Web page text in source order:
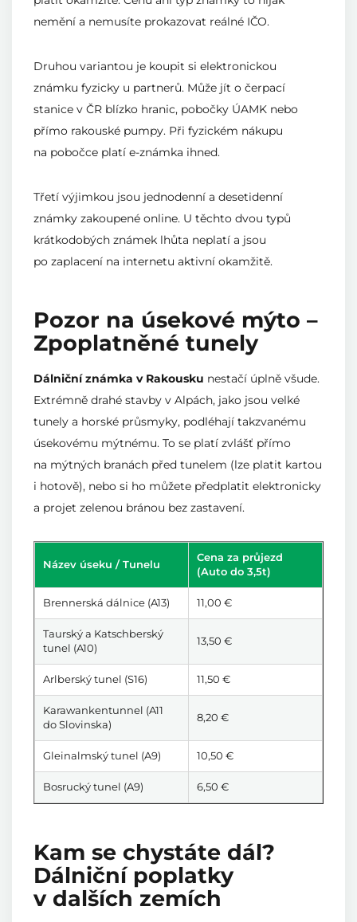
nemění a nemusíte prokazovat reálné IČO.
Druhou variantou je koupit si elektronickou
známku fyzicky u partnerů. Může jít o čerpací
stanice v ČR blízko hranic, pobočky ÚAMK nebo
přímo rakouské pumpy. Při fyzickém nákupu
na pobočce platí e-známka ihned.
Třetí výjimkou jsou jednodenní a desetidenní
známky zakoupené online. U těchto dvou typů
krátkodobých známek lhůta neplatí a jsou
po zaplacení na internetu aktivní okamžitě.
Pozor na úsekové mýto –
Zpoplatněné tunely
Dálniční známka v Rakousku nestačí úplně všude.
Extrémně drahé stavby v Alpách, jako jsou velké
tunely a horské průsmyky, podléhají takzvanému
úsekovému mýtnému. To se platí zvlášť přímo
na mýtných branách před tunelem (lze platit kartou
i hotově), nebo si ho můžete předplatit elektronicky
a projet zelenou bránou bez zastavení.
Název úseku / Tunelu
Cena za průjezd
(Auto do 3,5t)
Brennerská dálnice (A13) 11,00 €
Taurský a Katschberský
tunel (A10)
13,50 €
Arlberský tunel (S16) 11,50 €
Karawankentunnel (A11
do Slovinska)
8,20 €
Gleinalmský tunel (A9) 10,50 €
Bosrucký tunel (A9) 6,50 €
Kam se chystáte dál?
Dálniční poplatky
v dalších zemích